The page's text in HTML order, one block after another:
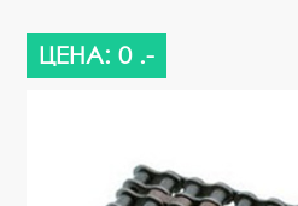
ЦЕНА: 0 .-